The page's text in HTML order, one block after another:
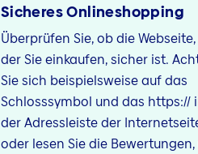
Sicheres Onlineshopping
Überprüfen Sie, ob die
der Sie einkaufen, sicher ist.
Sie sich beispielsweise auf das
Schlosssymbol und das https://
der Adressleiste der
oder lesen Sie die Bewertungen,